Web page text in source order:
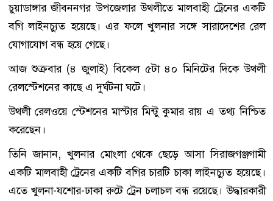
চুয়াডাঙ্গার জীবননগর উপজেলার উথলীতে মালবাহী ট্রেনের একটি
বগি লাইনচ্যুত হয়েছে। এর ফলে খুলনার সঙ্গে সারাদেশের রেল
যোগাযোগ বন্ধ হয়ে গেছে।
আজ শুক্রবার (৪ জুলাই) বিকেল ৫টা ৪০ মিনিটের দিকে উথলী
রেলস্টেশনের কাছে এ দুর্ঘটনা ঘটে।
উথলী রেলওয়ে স্টেশনের মাস্টার মিন্টু কুমার রায় এ তথ্য নিশ্চিত
করেছেন।
তিনি জানান, খুলনার মোংলা থেকে ছেড়ে আসা সিরাজগঞ্জগামী
একটি মালবাহী ট্রেনের একটি বগির চারটি চাকা লাইনচ্যুত হয়েছে।
এতে খুলনা-যশোর-ঢাকা রুটে ট্রেন চলাচল বন্ধ রয়েছে। উদ্ধারকারী